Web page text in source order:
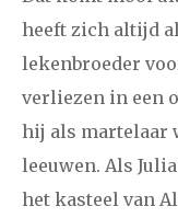
heeft zich altijd
lekenbroeder
verliezen in een
hij als martelaar
leeuwen. Als
het kasteel van